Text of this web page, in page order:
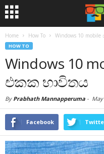
Home How To Windows 10
HOW TO
Windows 10
එකක භාවිතය
By Prabhath Mannapperuma -
Facebook